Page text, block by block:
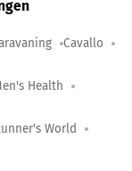
Cavallo
Health
World